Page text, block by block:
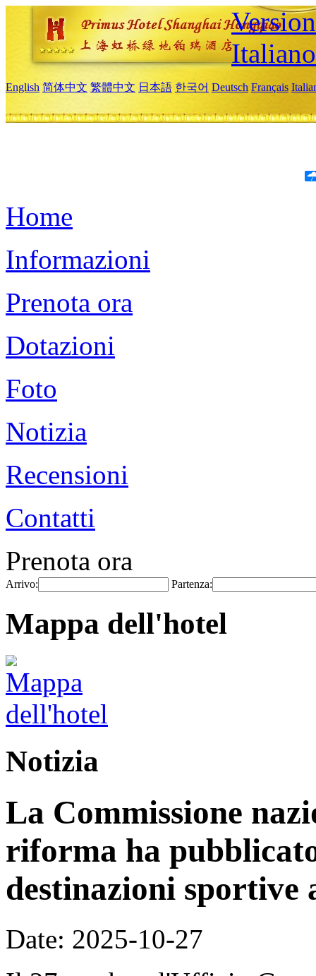
Italiano
English 简体中文 繁體中文 日本語 한국어 Deutsch Français
Home
Informazioni
Prenota ora
Dotazioni
Foto
Notizia
Recensioni
Contatti
Prenota ora
Arrivo: Partenza:
Mappa dell'hotel
Notizia
La Commissione
riforma ha
destinazioni
Date: 2025-10-27